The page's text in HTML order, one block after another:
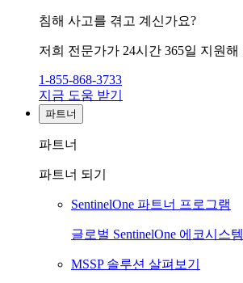
침해 사고를 겪고 계신가요?
저희 전문가가 24시간 365일 지원해
1-855-868-3733
지금 도움 받기
파트너
파트너
파트너 되기
SentinelOne 파트너 프로그램
글로벌 SentinelOne 에코시스
MSSP 솔루션 살펴보기